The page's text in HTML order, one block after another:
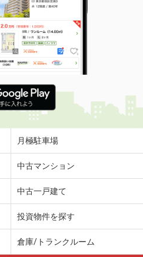
万円
川県川崎市宮前区鷺沼３
川県鎌倉市津西１
万円
月極駐車場
中古マンション
中古一戸建て
投資物件を探す
倉庫/トランクルーム